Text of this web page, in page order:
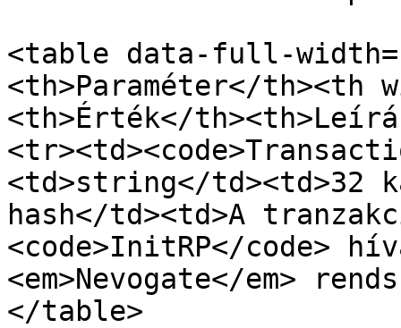
<table data-full-
<th>Paraméter</th><th
<th>Érték</
<td>string</td><td>32
hash</td><td>A
<code>InitRP</code>
<em>Nevogate</em>
</table>